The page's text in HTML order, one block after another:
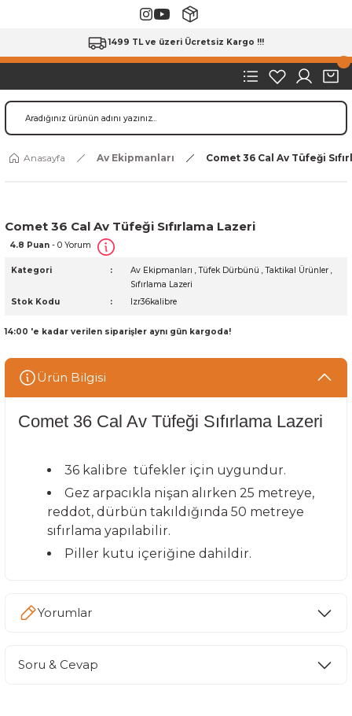
1499 TL ve üzeri Ücretsiz Kargo !!!
Anasayfa Av Ekipmanları Comet 36 Cal Av Tüfeği
Comet 36 Cal Av Tüfeği Sıfırlama Lazeri
4.8 Puan - 0 Yorum
Kategori Av Ekipmanları ,Tüfek Dürbünü ,Taktikal Ürünler ,
Sıfırlama Lazeri
Stok Kodu
lzr36kalibre
14:00 'e kadar verilen siparişler aynı gün kargoda!
Ürün Bilgisi
Comet 36 Cal Av Tüfeği Sıfırlama Lazeri
36 kalibre tüfekler için uygundur.
Gez arpacıkla nişan alırken 25 metreye,
reddot, dürbün takıldığında 50 metreye
sıfırlama yapılabilir.
Piller kutu içeriğine dahildir.
Yorumlar
Soru & Cevap